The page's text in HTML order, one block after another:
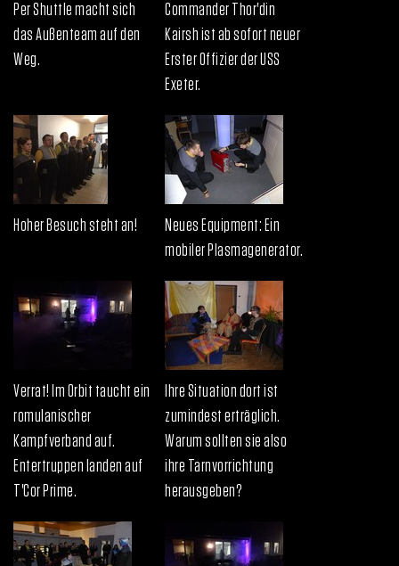
Per Shuttle macht sich
das Außenteam auf den
Weg.
Commander Thor'din
Kairsh ist ab sofort neuer
Erster Offizier der USS
Exeter.
Hoher Besuch steht an!
Neues Equipment: Ein
mobiler Plasmagenerator.
Verrat! Im Orbit taucht ein
romulanischer
Kampfverband auf.
Entertruppen landen auf
T'Cor Prime.
Ihre Situation dort ist
zumindest erträglich.
Warum sollten sie also
ihre Tarnvorrichtung
herausgeben?